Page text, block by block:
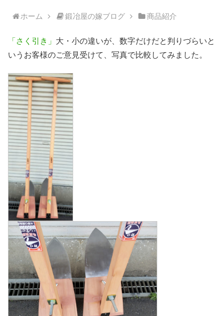
ホーム 鍛冶屋の嫁ブログ 商品紹介
「さく引き」 大・小の違いが、数字だけだと判りづらいと
いうお客様のご意見受けて、写真で比較してみました。